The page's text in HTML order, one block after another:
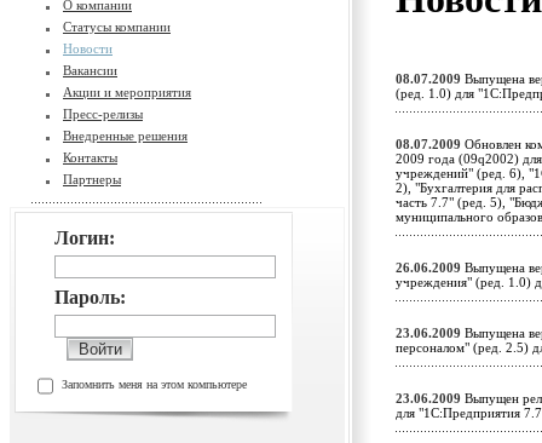
О компании
Статусы компании
Новости
Вакансии
Акции и мероприятия
Пресс-релизы
Внедренные решения
Контакты
Партнеры
Логин:
Пароль:
Запомнить меня на этом компьютере
08.07.2009 Выпущена
(ред. 1.0) для
08.07.2009 Обновлен
2009 года (09q2002)
учреждений" (ред. 6),
2), "Бухгалтерия для
часть 7.7" (ред. 5),
муниципального
26.06.2009 Выпущена
учреждения" (ред. 1.0)
23.06.2009 Выпущена
персоналом" (ред. 2.5)
23.06.2009 Выпущен
для "1С:Предприятия